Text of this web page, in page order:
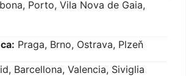
Porto, Vila Nova de Gaia,
Praga, Brno, Ostrava, Plzeň
Barcellona, Valencia, Siviglia